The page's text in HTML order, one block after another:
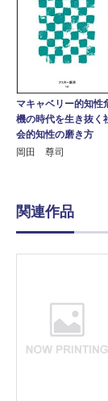
マキャベリー的知性
機の時代を生き抜く
会的知性の磨き方
岡田 尊司
関連作品